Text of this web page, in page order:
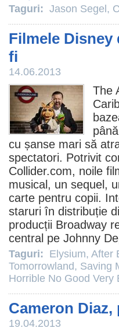
Taguri: Jason Segel ,
Filmele Disney
fi
14.06.2013
The
cu șanse mari să
spectatori. Potrivit
Collider.com, noile
musical, un sequel,
carte pentru copii.
staruri în distribuție
producții Broadway
central pe Johnny
Taguri: Elysium, After
Tomorrowland, Saving
Horrible No Good Very
Cameron Diaz,
19.04.2013